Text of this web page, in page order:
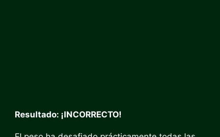
Resultado: ¡INCORRECTO!